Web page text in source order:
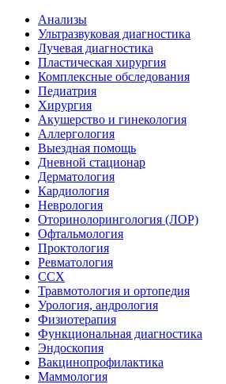
Анализы
Ультразвуковая диагностика
Лучевая диагностика
Пластическая хирургия
Комплексные обследования
Педиатрия
Хирургия
Акушерство и гинекология
Аллергология
Выездная помощь
Дневной стационар
Дерматология
Кардиология
Неврология
Оторинолорингология (ЛОР)
Офтальмология
Проктология
Ревматология
ССХ
Травмотология и ортопедия
Урология, андрология
Физиотерапия
Функциональная диагностика
Эндоскопия
Вакцинопрофилактика
Маммология